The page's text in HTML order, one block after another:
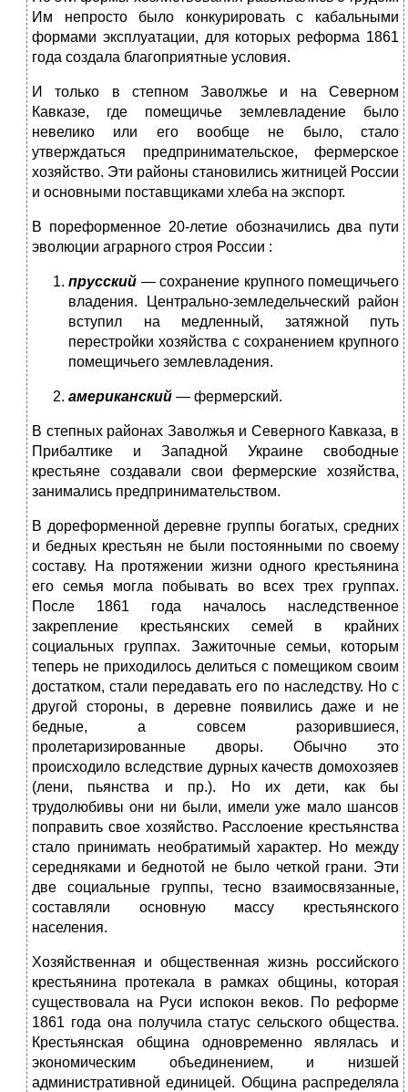
Им непросто было конкурировать с кабальными
формами эксплуатации, для которых реформа 1861
года создала благоприятные условия.
И только в степном Заволжье и на Северном
Кавказе, где помещичье землевладение было
невелико или его вообще не было, стало
утверждаться предпринимательское, фермерское
хозяйство. Эти районы становились житницей России
и основными поставщиками хлеба на экспорт.
В пореформенное 20-летие обозначились два пути
эволюции аграрного строя России :
прусский — сохранение крупного помещичьего
владения. Центрально-земледельческий район
вступил на медленный, затяжной путь
перестройки хозяйства с сохранением крупного
помещичьего землевладения.
американский — фермерский.
В степных районах Заволжья и Северного Кавказа, в
Прибалтике и Западной Украине свободные
крестьяне создавали свои фермерские хозяйства,
занимались предпринимательством.
В дореформенной деревне группы богатых, средних
и бедных крестьян не были постоянными по своему
составу. На протяжении жизни одного крестьянина
его семья могла побывать во всех трех группах.
После 1861 года началось наследственное
закрепление крестьянских семей в крайних
социальных группах. Зажиточные семьи, которым
теперь не приходилось делиться с помещиком своим
достатком, стали передавать его по наследству. Но с
другой стороны, в деревне появились даже и не
бедные, а совсем разорившиеся,
пролетаризированные дворы. Обычно это
происходило вследствие дурных качеств домохозяев
(лени, пьянства и пр.). Но их дети, как бы
трудолюбивы они ни были, имели уже мало шансов
поправить свое хозяйство. Расслоение крестьянства
стало принимать необратимый характер. Но между
середняками и беднотой не было четкой грани. Эти
две социальные группы, тесно взаимосвязанные,
составляли основную массу крестьянского
населения.
Хозяйственная и общественная жизнь российского
крестьянина протекала в рамках общины, которая
существовала на Руси испокон веков. По реформе
1861 года она получила статус сельского общества.
Крестьянская община одновременно являлась и
экономическим объединением, и низшей
административной единицей. Община распределяла